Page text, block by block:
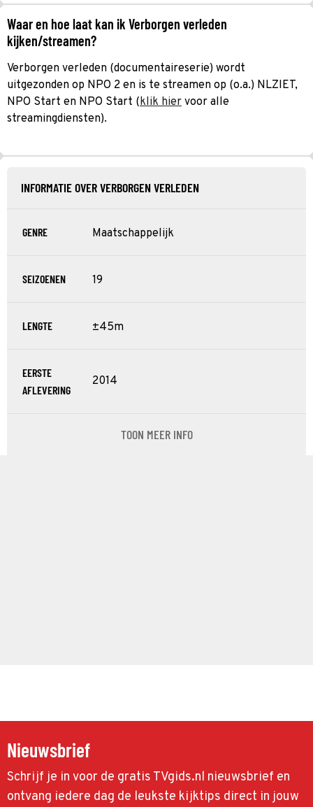
Waar en hoe laat kan ik Verborgen verleden
kijken/streamen?
Verborgen verleden (documentaireserie) wordt
uitgezonden op NPO 2 en is te streamen op (o.a.) NLZIET,
NPO Start en NPO Start (klik hier voor alle
streamingdiensten).
INFORMATIE OVER VERBORGEN VERLEDEN
GENRE Maatschappelijk
SEIZOENEN 19
LENGTE ±45m
EERSTE
AFLEVERING
2014
TOON MEER INFO
Nieuwsbrief
Schrijf je in voor de gratis TVgids.nl nieuwsbrief en
ontvang iedere dag de leukste kijktips direct in jouw